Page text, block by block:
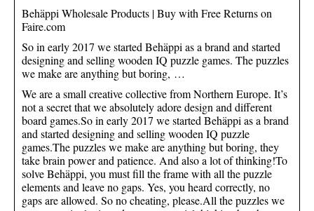
Behäppi Wholesale Products | Buy with Free Returns on
Faire.com
So in early 2017 we started Behäppi as a brand and started
designing and selling wooden IQ puzzle games. The puzzles
we make are anything but boring, …
We are a small creative collective from Northern Europe. It’s
not a secret that we absolutely adore design and different
board games.So in early 2017 we started Behäppi as a brand
and started designing and selling wooden IQ puzzle
games.The puzzles we make are anything but boring, they
take brain power and patience. And also a lot of thinking!To
solve Behäppi, you must fill the frame with all the puzzle
elements and leave no gaps. Yes, you heard correctly, no
gaps are allowed. So no cheating, please.All the puzzles we